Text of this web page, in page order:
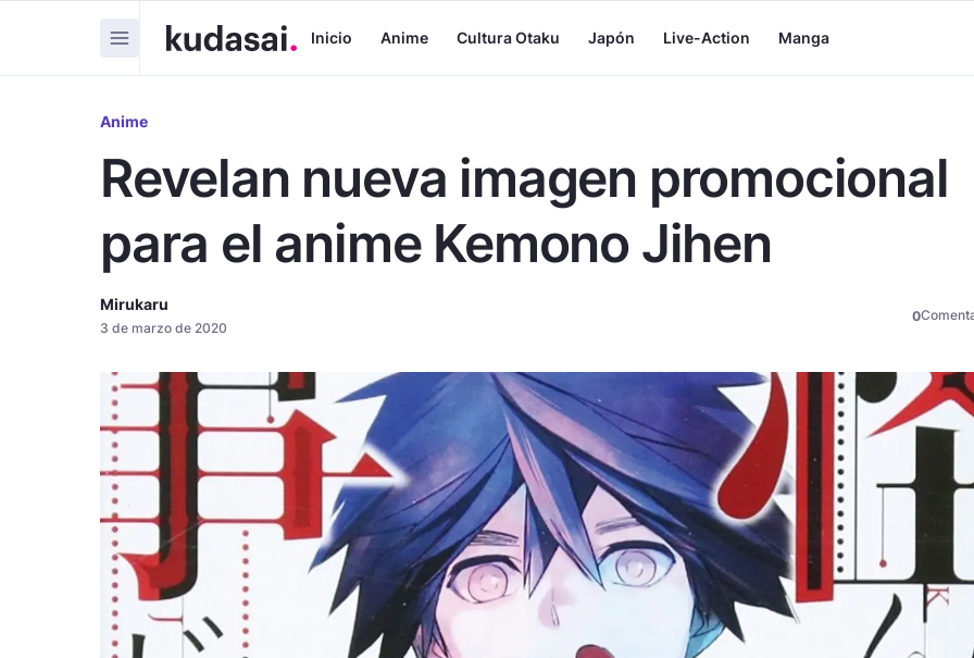
Inicio Anime Cultura Otaku Japón Live-Action Manga
Anime
Revelan nueva imagen promocional
para el anime Kemono Jihen
Mirukaru
3 de marzo de 2020
0